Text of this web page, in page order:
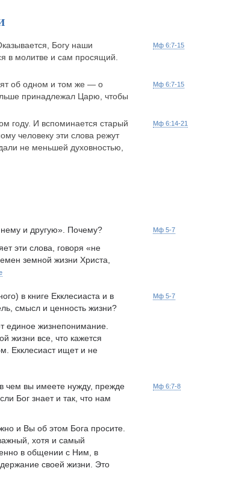
Богу наши
в молитве и сам просящий.
Мф 6:7-15
об одном и том же — о
принадлежал Царю, чтобы
Мф 6:7-15
году. И вспоминается старый
человеку эти слова режут
не меньшей духовностью,
Мф 6:14-21
и другую». Почему?
эти слова, говоря «не
земной жизни Христа,
Мф 5-7
в книге Екклесиаста и в
смысл и ценность жизни?
единое жизнепонимание.
жизни все, что кажется
Екклесиаст ищет и не
Мф 5-7
чем вы имеете нужду, прежде
Бог знает и так, что нам
и Вы об этом Бога просите.
хотя и самый
в общении с Ним, в
своей жизни. Это
Мф 6:7-8